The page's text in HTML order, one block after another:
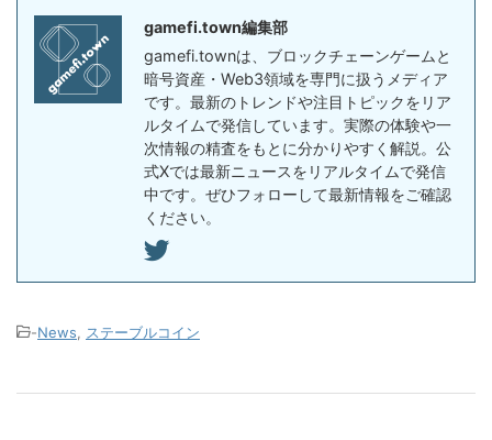
gamefi.town編集部
gamefi.townは、ブロックチェーンゲームと
暗号資産・Web3領域を専門に扱うメディア
です。最新のトレンドや注目トピックをリア
ルタイムで発信しています。実際の体験や一
次情報の精査をもとに分かりやすく解説。公
式Xでは最新ニュースをリアルタイムで発信
中です。ぜひフォローして最新情報をご確認
ください。
-News ステーブルコイン